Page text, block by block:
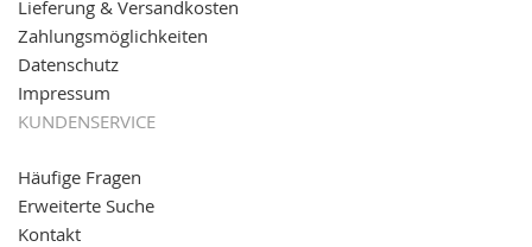
reinschauen...
Lieferung & Versandkosten
Zahlungsmöglichkeiten
Datenschutz
Impressum
KUNDENSERVICE
Häufige Fragen
Erweiterte Suche
Kontakt